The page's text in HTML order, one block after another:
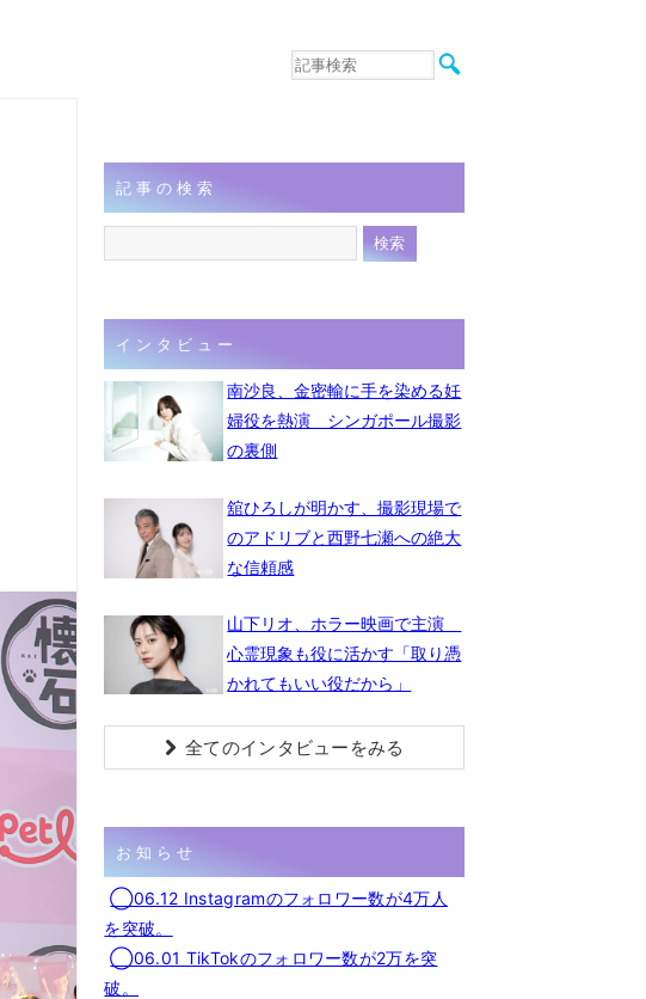
音楽
連載
フォト
記事の検索
インタビュー
南沙良、金密輸に手を染める妊
婦役を熱演 シンガポール撮影
の裏側
舘ひろしが明かす、撮影現場で
のアドリブと西野七瀬への絶大
な信頼感
山下リオ、ホラー映画で主演
心霊現象も役に活かす「取り憑
かれてもいい役だから」
全てのインタビューをみる
お知らせ
◯06.12 Instagramのフォロワー数が4万人
を突破。
◯06.01 TikTokのフォロワー数が2万を突
破。